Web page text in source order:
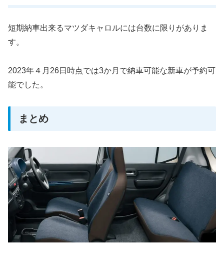
短期納車出来るマツダキャロルには台数に限りがありま
す。
2023年４月26日時点では3か月で納車可能な新車が予約可
能でした。
まとめ